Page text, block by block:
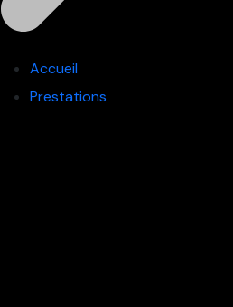
Accueil
Prestations